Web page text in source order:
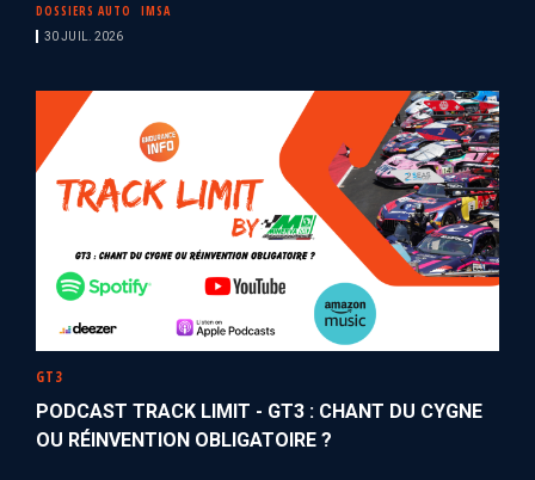
DOSSIERS AUTO IMSA
30 JUIL. 2026
GT3
PODCAST TRACK LIMIT - GT3 : CHANT DU CYGNE
OU RÉINVENTION OBLIGATOIRE ?